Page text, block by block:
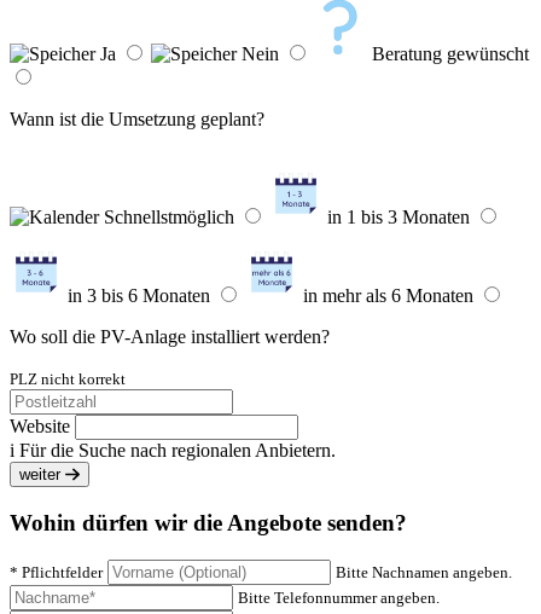
Ja Nein Beratung gewünscht
Wann ist die Umsetzung geplant?
Schnellstmöglich in 1 bis 3 Monaten
in 3 bis 6 Monaten
in mehr als 6 Monaten
Wo soll die PV-Anlage installiert werden?
PLZ nicht korrekt
Website
i Für die Suche nach regionalen Anbietern.
weiter
Wohin dürfen wir die Angebote senden?
* Pflichtfelder
Bitte Nachnamen angeben.
Bitte Telefonnummer angeben.